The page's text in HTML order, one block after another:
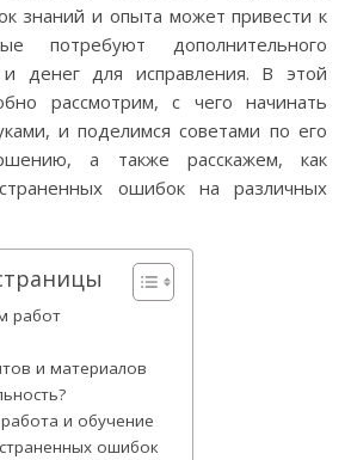
знаний и опыта может привести к
потребуют дополнительного
денег для исправления. В этой
рассмотрим, с чего начинать
и поделимся советами по его
а также расскажем, как
ошибок на различных
работ
и материалов
и обучение
ошибок